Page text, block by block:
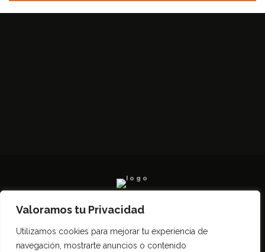
Valoramos tu Privacidad
Utilizamos cookies para mejorar tu experiencia de
navegación, mostrarte anuncios o contenido
(2023)